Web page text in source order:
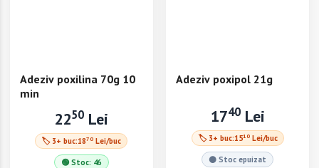
Adeziv poxilina 70g 10
min
2250 Lei
🏷 3+ buc:1870 Lei/buc
🟢 Stoc: 46
Adeziv poxipol 21g
1740Lei
🏷 3+ buc:1510Lei/buc
⚫ Stoc epuizat